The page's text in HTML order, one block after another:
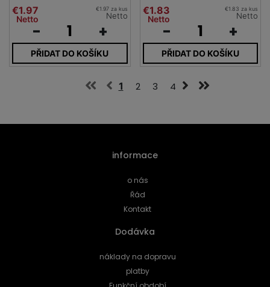
€1.97
Netto
€1.97 za kus
Netto
- +
PŘIDAT DO KOŠÍKU
€1.83
Netto
€1.83 za kus
Netto
- +
PŘIDAT DO KOŠÍKU
1 2 3 4
informace
o nás
Řád
Kontakt
Dodávka
náklady na dopravu
platby